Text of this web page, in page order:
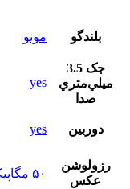
بلندگو مونو
جک 3.5
ميلي‌متري
صدا
yes
دوربين yes
رزولوشن
عکس
۵۰ مگاپیکسل